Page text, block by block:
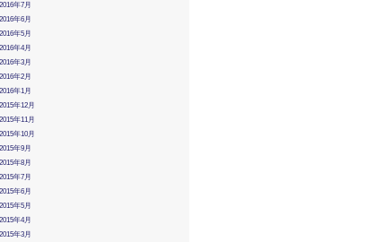
2016年7月
2016年6月
2016年5月
2016年4月
2016年3月
2016年2月
2016年1月
2015年12月
2015年11月
2015年10月
2015年9月
2015年8月
2015年7月
2015年6月
2015年5月
2015年4月
2015年3月